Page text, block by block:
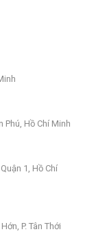
Phú, Hồ Chí Minh
1, Hồ Chí
P. Tân Thới